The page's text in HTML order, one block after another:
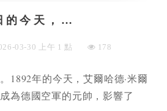
的今天，…
03-30 上午 1 點 178
1892年的今天，艾爾哈德·米爾
為德國空軍的元帥，影響了